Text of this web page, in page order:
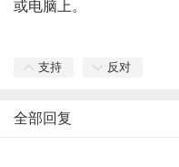
或电脑上。
支持 反对
全部回复